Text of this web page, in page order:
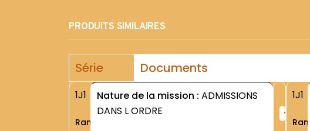
PRODUITS SIMILAIRES
Série Documents
1J1
Rang
Nature de la mission : ADMISSIONS
DANS L ORDRE
+
1J1
Rang